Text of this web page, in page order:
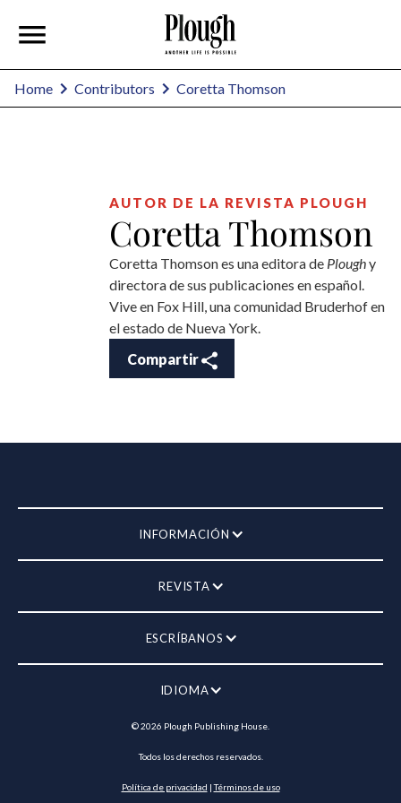
Home Contributors Coretta Thomson
AUTOR DE LA REVISTA PLOUGH
Coretta Thomson
Coretta Thomson es una editora de Ploughy
directora de sus publicaciones en español.
Vive en Fox Hill, una comunidad Bruderhof en
el estado de Nueva York.
Compartir
INFORMACIÓN
REVISTA
ESCRÍBANOS
IDIOMA
©2026 Plough Publishing House.
Todos los derechos reservados.
Política de privacidad |Términos de uso